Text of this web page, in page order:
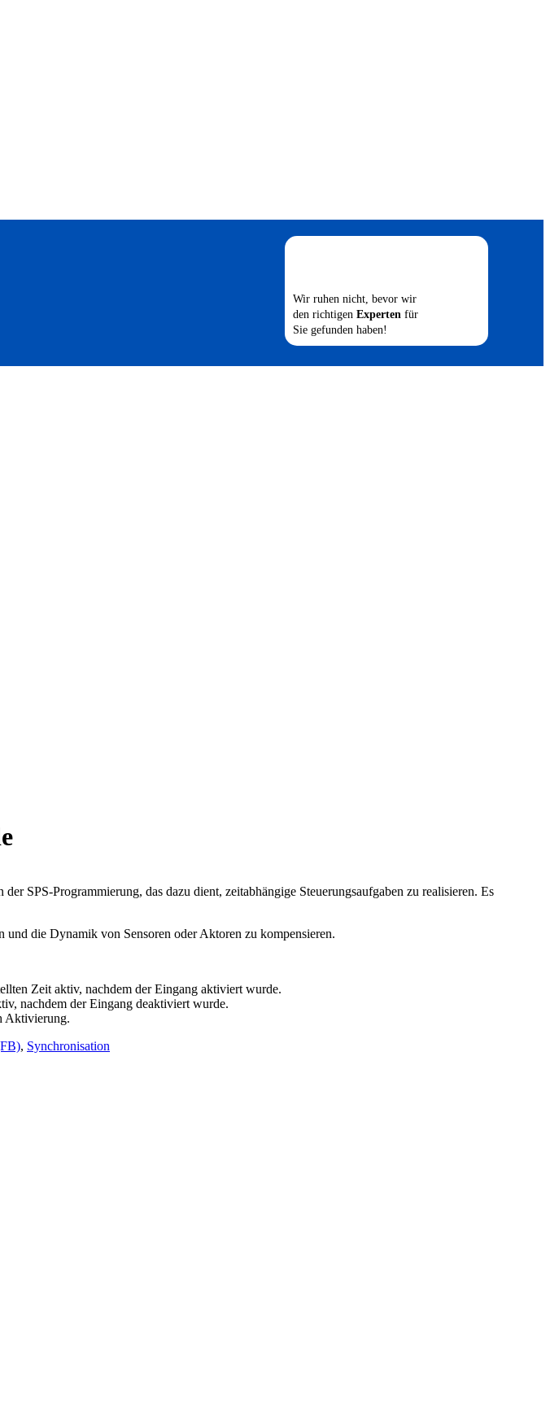
Wir ruhen nicht, bevor wir
den richtigen Experten für
Sie gefunden haben!
SPS-Programmierung, das dazu dient, zeitabhängige Steuerungsaufgaben zu realisieren. Es
die Dynamik von Sensoren oder Aktoren zu kompensieren.
Zeit aktiv, nachdem der Eingang aktiviert wurde.
nachdem der Eingang deaktiviert wurde.
Aktivierung.
, Synchronisation